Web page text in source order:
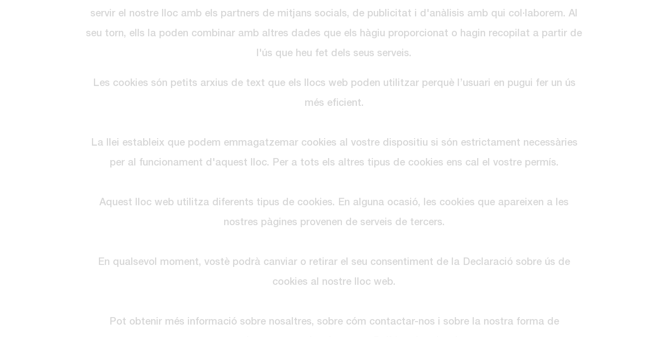
servir el nostre lloc amb els partners de mitjans socials, de publicitat i d'anàlisis amb qui col·laborem. Al
seu torn, ells la poden combinar amb altres dades que els hàgiu proporcionat o hagin recopilat a partir de
l'ús que heu fet dels seus serveis.
Les cookies són petits arxius de text que els llocs web poden utilitzar perquè l’usuari en pugui fer un ús
més eficient.
La llei estableix que podem emmagatzemar cookies al vostre dispositiu si són estrictament necessàries
per al funcionament d'aquest lloc. Per a tots els altres tipus de cookies ens cal el vostre permís.
Aquest lloc web utilitza diferents tipus de cookies. En alguna ocasió, les cookies que apareixen a les
nostres pàgines provenen de serveis de tercers.
En qualsevol moment, vostè podrà canviar o retirar el seu consentiment de la Declaració sobre ús de
cookies al nostre lloc web.
Pot obtenir més informació sobre nosaltres, sobre cóm contactar-nos i sobre la nostra forma de